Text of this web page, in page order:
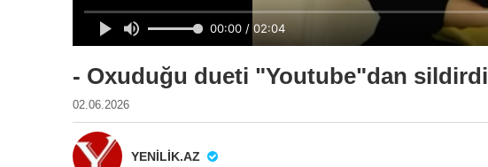
- Oxuduğu dueti "Youtube"dan sildirdi
02.06.2026
YENILIK.AZ